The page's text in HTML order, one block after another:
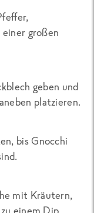
großen
geben und
platzieren.
bis Gnocchi
mit Kräutern,